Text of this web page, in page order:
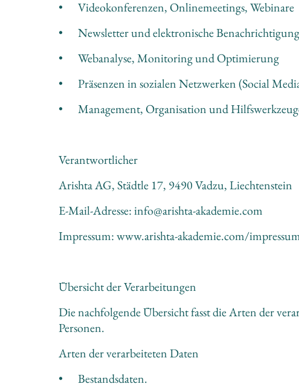
•	Videokonferenzen, Onlinemeetings, Webinare
•	Newsletter und elektronische
•	Webanalyse, Monitoring und Optimierung
•	Präsenzen in sozialen Netzwerken (Social
•	Management, Organisation und
Verantwortlicher
Arishta AG, Städtle 17, 9490 Vadzu, Liechtenstein
E-Mail-Adresse: info@arishta-akademie.com
Impressum: www.arishta-akademie.com/
Übersicht der Verarbeitungen
Die nachfolgende Übersicht fasst die Arten der
Personen.
Arten der verarbeiteten Daten
•	Bestandsdaten.